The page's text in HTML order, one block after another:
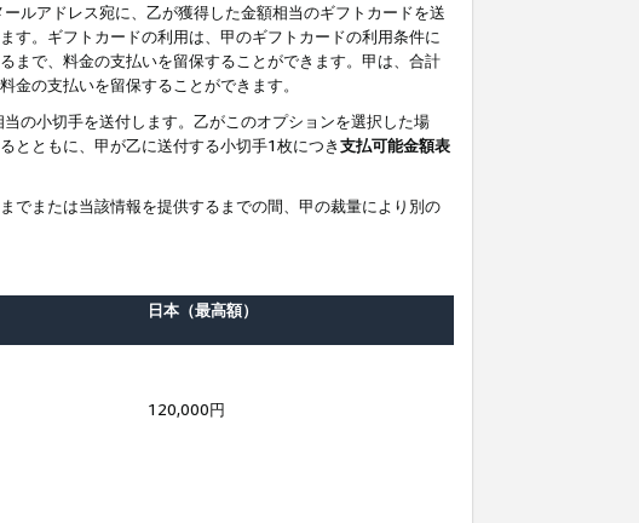
ルアドレス宛に、乙が獲得した金額相当のギフトカードを送
す。ギフトカードの利用は、甲のギフトカードの利用条件に
まで、料金の支払いを留保することができます。甲は、合計
の支払いを留保することができます。
の小切手を送付します。乙がこのオプションを選択した場
とともに、甲が乙に送付する小切手1枚につき支払可能金額表
でまたは当該情報を提供するまでの間、甲の裁量により別の
日本（最高額）
120,000円